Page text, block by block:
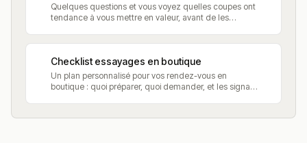
Quelques questions et vous voyez quelles coupes ont
tendance à vous mettre en valeur, avant de les
Checklist essayages en boutique
Un plan personnalisé pour vos rendez-vous en
boutique : quoi préparer, quoi demander, et les signaux